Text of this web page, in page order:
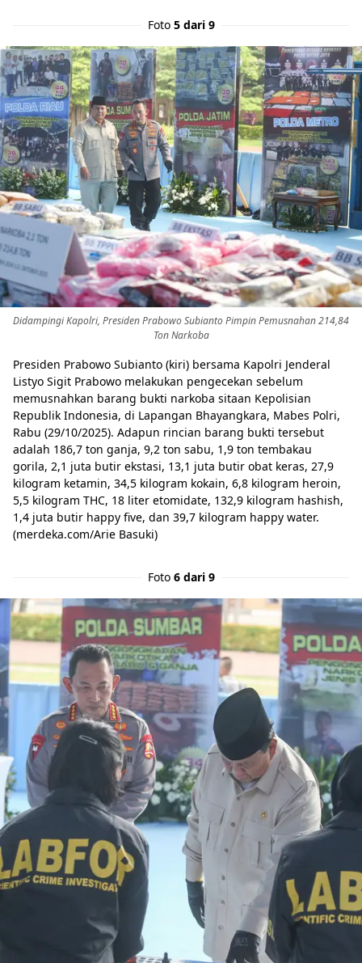
Foto 5 dari 9
Didampingi Kapolri, Presiden Prabowo Subianto Pimpin Pemusnahan 214,84
Ton Narkoba
Presiden Prabowo Subianto (kiri) bersama Kapolri Jenderal
Listyo Sigit Prabowo melakukan pengecekan sebelum
memusnahkan barang bukti narkoba sitaan Kepolisian
Republik Indonesia, di Lapangan Bhayangkara, Mabes Polri,
Rabu (29/10/2025). Adapun rincian barang bukti tersebut
adalah 186,7 ton ganja, 9,2 ton sabu, 1,9 ton tembakau
gorila, 2,1 juta butir ekstasi, 13,1 juta butir obat keras, 27,9
kilogram ketamin, 34,5 kilogram kokain, 6,8 kilogram heroin,
5,5 kilogram THC, 18 liter etomidate, 132,9 kilogram hashish,
1,4 juta butir happy five, dan 39,7 kilogram happy water.
(merdeka.com/Arie Basuki)
Foto 6 dari 9